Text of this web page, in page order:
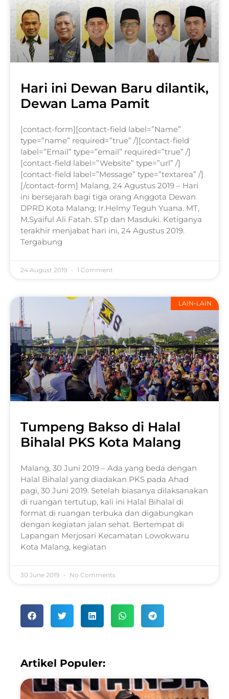
Hari ini Dewan Baru dilantik,
Dewan Lama Pamit
[contact-form][contact-field label=”Name”
type=”name” required=”true” /][contact-field
label=”Email” type=”email” required=”true” /]
[contact-field label=”Website” type=”url” /]
[contact-field label=”Message” type=”textarea” /]
[/contact-form] Malang, 24 Agustus 2019 – Hari
ini bersejarah bagi tiga orang Anggota Dewan
DPRD Kota Malang; Ir.Helmy Teguh Yuana. MT,
M.Syaiful Ali Fatah. STp dan Masduki. Ketiganya
terakhir menjabat hari ini, 24 Agustus 2019.
Tergabung
24 August 2019 1 Comment
LAIN-LAIN
Tumpeng Bakso di Halal
Bihalal PKS Kota Malang
Malang, 30 Juni 2019 – Ada yang beda dengan
Halal Bihalal yang diadakan PKS pada Ahad
pagi, 30 Juni 2019. Setelah biasanya dilaksanakan
di ruangan tertutup, kali ini Halal Bihalal di
format di ruangan terbuka dan digabungkan
dengan kegiatan jalan sehat. Bertempat di
Lapangan Merjosari Kecamatan Lowokwaru
Kota Malang, kegiatan
30 June 2019 No Comments
Artikel Populer: